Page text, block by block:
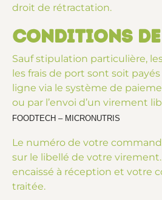
droit de rétractation.
Conditions de
Sauf stipulation particulière,
les frais de port sont soit
ligne via le système de
ou par l’envoi d’un virement
FOODTECH – MICRONUTRIS
Le numéro de votre
sur le libellé de votre
encaissé à réception et votre
traitée.